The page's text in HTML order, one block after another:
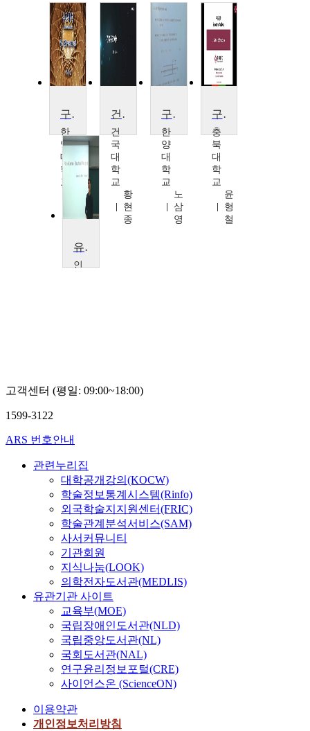
구조해석
한
양
대
학
교
효
건축구조해석
건
국
대
학
교
황
현
종
구조해석2
한
양
대
학
교
노
삼
영
구조역학
충
북
대
학
교
윤
형
철
유한요소구조해석
인
고객센터 (평일: 09:00~18:00)
1599-3122
ARS 번호안내
관련누리집
대학공개강의(KOCW)
학술정보통계시스템(Rinfo)
외국학술지지원센터(FRIC)
학술관계분석서비스(SAM)
사서커뮤니티
기관회원
지식나눔(LOOK)
의학전자도서관(MEDLIS)
유관기관 사이트
교육부(MOE)
국립장애인도서관(NLD)
국립중앙도서관(NL)
국회도서관(NAL)
연구윤리정보포털(CRE)
사이언스온 (ScienceON)
이용약관
개인정보처리방침